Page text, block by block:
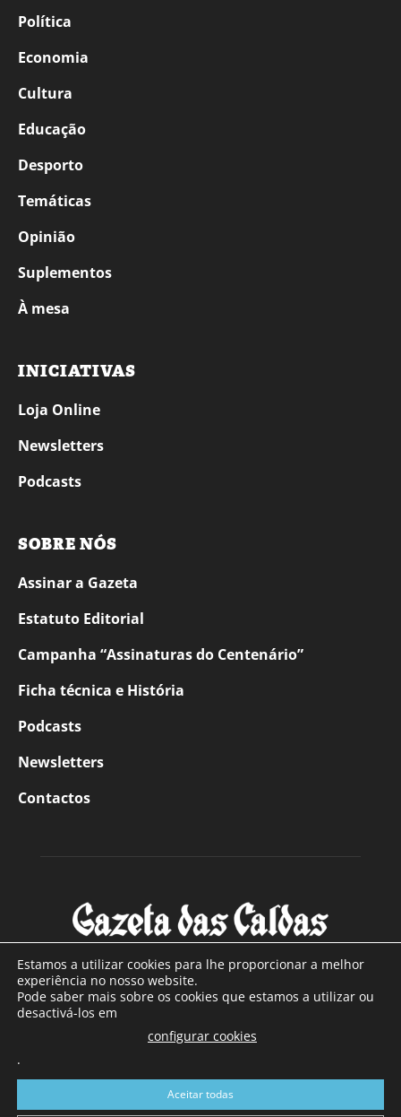
Política
Economia
Cultura
Educação
Desporto
Temáticas
Opinião
Suplementos
À mesa
INICIATIVAS
Loja Online
Newsletters
Podcasts
SOBRE NÓS
Assinar a Gazeta
Estatuto Editorial
Campanha “Assinaturas do Centenário”
Ficha técnica e História
Podcasts
Newsletters
Contactos
SOBRE NÓS
Com sede nas Caldas da Rainha e mais de 90 anos de
a sul de distrito de Leiria, com mais de 40.000 leitores por
toda a região Oeste. Jornal com distribuição em Portugal
Estamos a utilizar cookies para lhe proporcionar a melhor
experiência no nosso website.
Pode saber mais sobre os cookies que estamos a utilizar ou
desactivá-los em
configurar cookies
.
Aceitar todas